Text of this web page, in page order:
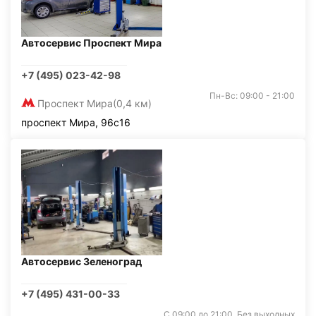
Автосервис Проспект Мира
+7 (495) 023-42-98
Проспект Мира(0,4 км)
Пн-Вс: 09:00 - 21:00
проспект Мира, 96с16
Автосервис Зеленоград
+7 (495) 431-00-33